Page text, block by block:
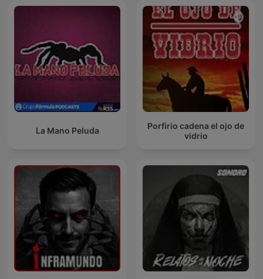
La Mano Peluda
Porfirio cadena el ojo de
vidrio